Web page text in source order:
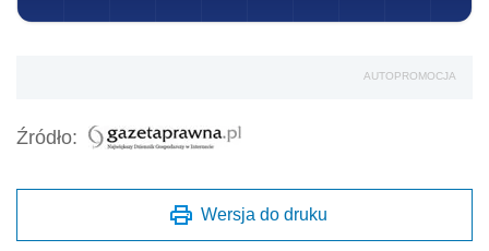
AUTOPROMOCJA
Źródło:
Wersja do druku